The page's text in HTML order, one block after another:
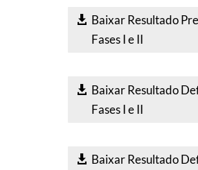
Baixar Resultado
Fases I e II
Baixar Resultado
Fases I e II
Baixar Resultado